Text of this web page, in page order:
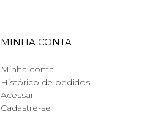
MINHA CONTA
Minha conta
Histórico de pedidos
Acessar
Cadastre-se